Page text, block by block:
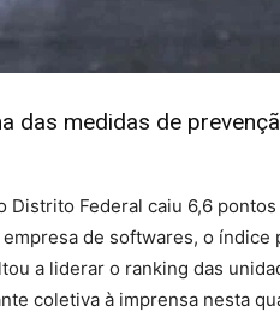
das medidas de
Distrito Federal caiu 6,6
de softwares, o índice
a liderar o ranking das
coletiva à imprensa nesta